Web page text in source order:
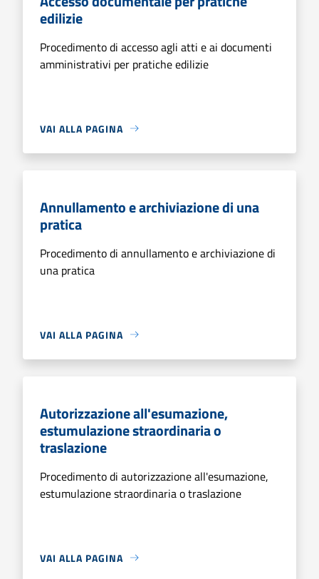
edilizie
Procedimento di accesso agli atti e ai documenti
amministrativi per pratiche edilizie
VAI ALLA PAGINA
Annullamento e archiviazione di una
pratica
Procedimento di annullamento e archiviazione di
una pratica
VAI ALLA PAGINA
Autorizzazione all'esumazione,
estumulazione straordinaria o
traslazione
Procedimento di autorizzazione all'esumazione,
estumulazione straordinaria o traslazione
VAI ALLA PAGINA